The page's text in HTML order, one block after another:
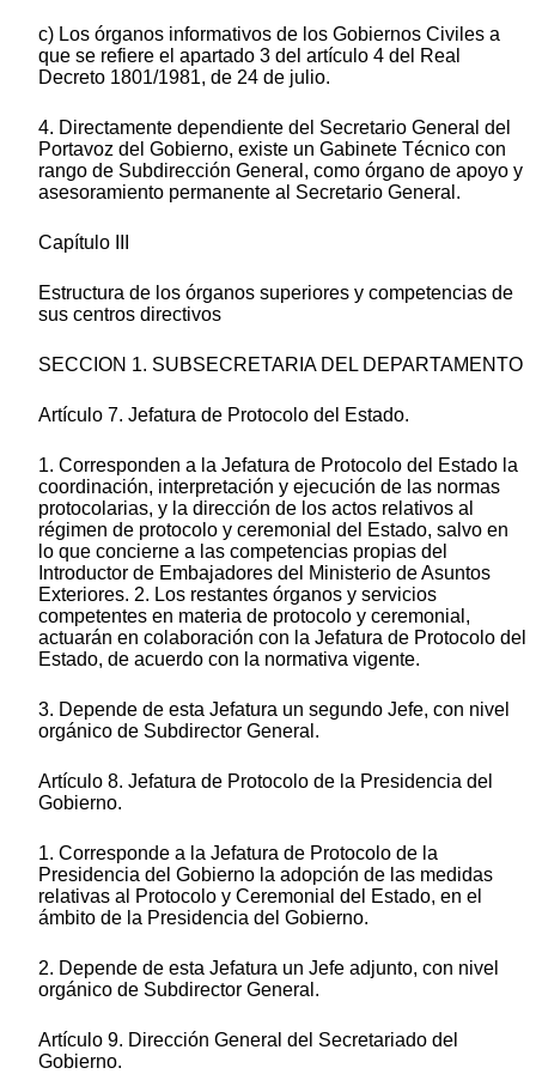
c) Los órganos informativos de los Gobiernos Civiles a
que se refiere el apartado 3 del artículo 4 del Real
Decreto 1801/1981, de 24 de julio.
4. Directamente dependiente del Secretario General del
Portavoz del Gobierno, existe un Gabinete Técnico con
rango de Subdirección General, como órgano de apoyo y
asesoramiento permanente al Secretario General.
Capítulo III
Estructura de los órganos superiores y competencias de
sus centros directivos
SECCION 1. SUBSECRETARIA DEL DEPARTAMENTO
Artículo 7. Jefatura de Protocolo del Estado.
1. Corresponden a la Jefatura de Protocolo del Estado la
coordinación, interpretación y ejecución de las normas
protocolarias, y la dirección de los actos relativos al
régimen de protocolo y ceremonial del Estado, salvo en
lo que concierne a las competencias propias del
Introductor de Embajadores del Ministerio de Asuntos
Exteriores. 2. Los restantes órganos y servicios
competentes en materia de protocolo y ceremonial,
actuarán en colaboración con la Jefatura de Protocolo del
Estado, de acuerdo con la normativa vigente.
3. Depende de esta Jefatura un segundo Jefe, con nivel
orgánico de Subdirector General.
Artículo 8. Jefatura de Protocolo de la Presidencia del
Gobierno.
1. Corresponde a la Jefatura de Protocolo de la
Presidencia del Gobierno la adopción de las medidas
relativas al Protocolo y Ceremonial del Estado, en el
ámbito de la Presidencia del Gobierno.
2. Depende de esta Jefatura un Jefe adjunto, con nivel
orgánico de Subdirector General.
Artículo 9. Dirección General del Secretariado del
Gobierno.